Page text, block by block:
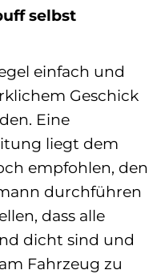
selbst
einfach und
Geschick
Eine
liegt dem
empfohlen, den
durchführen
dass alle
dicht sind und
Fahrzeug zu